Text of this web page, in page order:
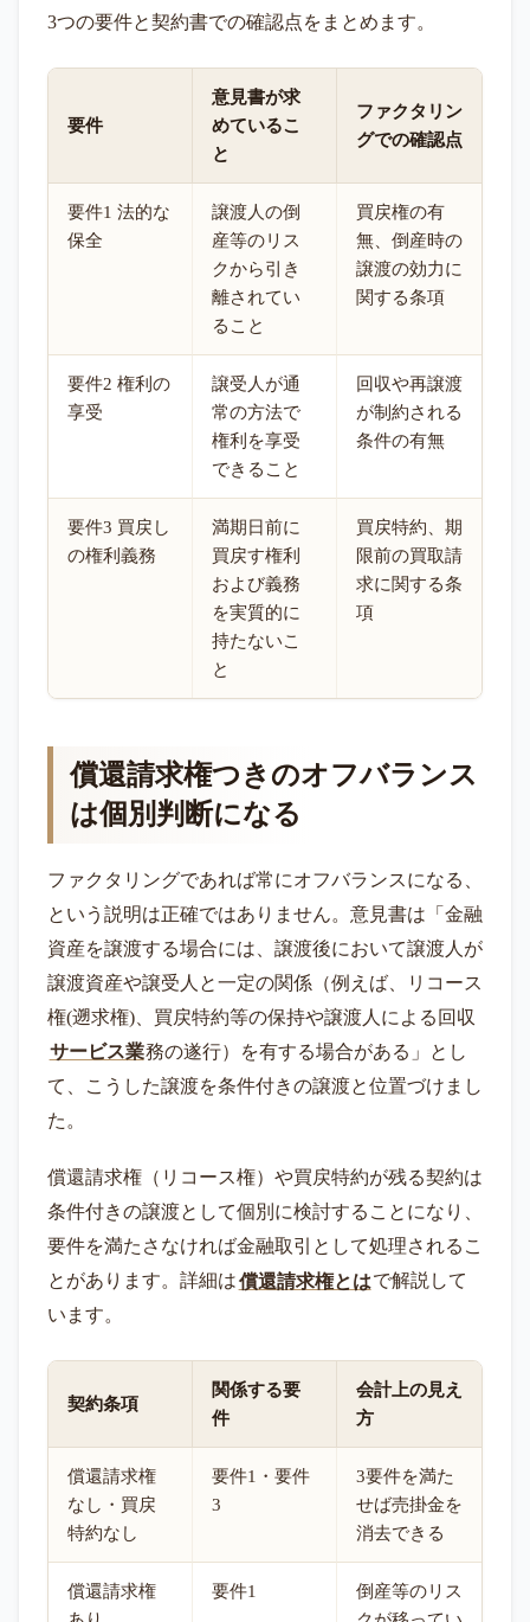
3つの要件と契約書での確認点をまとめます。
要件
意見書が求
めているこ
と
ファクタリン
グでの確認点
要件1 法的な
保全
譲渡人の倒
産等のリス
クから引き
離されてい
ること
買戻権の有
無、倒産時の
譲渡の効力に
関する条項
要件2 権利の
享受
譲受人が通
常の方法で
権利を享受
できること
回収や再譲渡
が制約される
条件の有無
要件3 買戻し
の権利義務
満期日前に
買戻す権利
および義務
を実質的に
持たないこ
と
買戻特約、期
限前の買取請
求に関する条
項
償還請求権つきのオフバランス
は個別判断になる
ファクタリングであれば常にオフバランスになる、
という説明は正確ではありません。意見書は「金融
資産を譲渡する場合には、譲渡後において譲渡人が
譲渡資産や譲受人と一定の関係（例えば、リコース
権(遡求権)、買戻特約等の保持や譲渡人による回収
サービス業務の遂行）を有する場合がある」とし
て、こうした譲渡を条件付きの譲渡と位置づけまし
た。
償還請求権（リコース権）や買戻特約が残る契約は
条件付きの譲渡として個別に検討することになり、
要件を満たさなければ金融取引として処理されるこ
とがあります。詳細は償還請求権とはで解説して
います。
契約条項
関係する要
件
会計上の見え
方
償還請求権
なし・買戻
特約なし
要件1・要件
3
3要件を満た
せば売掛金を
消去できる
償還請求権
要件1
倒産等のリス